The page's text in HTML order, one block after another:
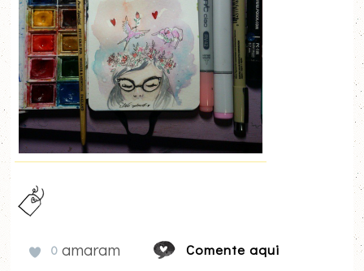
0 amaram Comente aqui